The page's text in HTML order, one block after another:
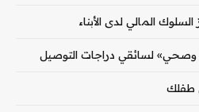
المالي لدى الأبناء
لسائقي دراجات التوصيل
طفلك